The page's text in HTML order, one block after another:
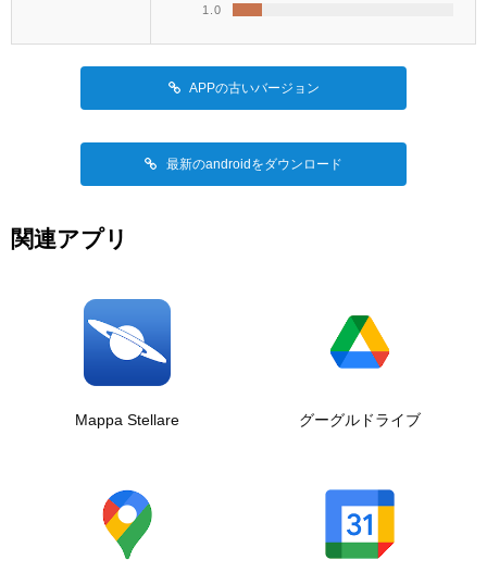
1.0
APPの古いバージョン
最新のandroidをダウンロード
関連アプリ
Mappa Stellare グーグルドライブ